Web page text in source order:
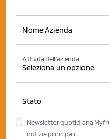
Attività dell'azienda
Newsletter quotidiana
notizie principali.